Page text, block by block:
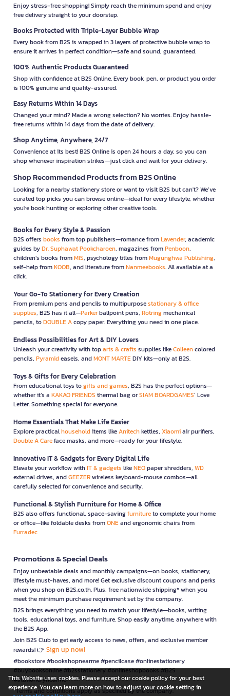
Enjoy stress-free shopping! Simply reach the minimum spend and enjoy
free delivery straight to your doorstep.
Books Protected with Triple-Layer Bubble Wrap
Every book from B2S is wrapped in 3 layers of protective bubble wrap to
ensure it arrives in perfect condition—safe and sound, guaranteed.
100% Authentic Products Guaranteed
Shop with confidence at B2S Online. Every book, pen, or product you order
is 100% genuine and quality-assured.
Easy Returns Within 14 Days
Changed your mind? Made a wrong selection? No worries. Enjoy hassle-
free returns within 14 days from the date of delivery.
Shop Anytime, Anywhere, 24/7
Convenience at its best! B2S Online is open 24 hours a day, so you can
shop whenever inspiration strikes—just click and wait for your delivery.
Shop Recommended Products from B2S Online
Looking for a nearby stationery store or want to visit B2S but can't? We’ve
curated top picks you can browse online—ideal for every lifestyle, whether
you're book hunting or exploring other creative tools.
Books for Every Style & Passion
B2S offers books from top publishers—romance fromLavender, academic
guides byDr. Suphawat Pookcharoen, magazines fromPenboon,
children’s books fromMIS, psychology titles fromMugunghwa Publishing,
self-help fromKOOB, and literature fromNanmeebooks. All available at a
click.
Your Go-To Stationery for Every Creation
From premium pens and pencils to multipurposestationary & office
supplies, B2S has it all—Parkerballpoint pens, Rotringmechanical
pencils, toDOUBLE Acopy paper. Everything you need in one place.
Endless Possibilities for Art & DIY Lovers
Unleash your creativity with toparts & crafts supplies likeColleencolored
pencils, Pyramideasels, andMONT MARTEDIY kits—only at B2S.
Toys & Gifts for Every Celebration
From educational toys togifts and games, B2S has the perfect options—
whether it’s a KAKAO FRIENDS thermal bag orSIAM BOARDGAMES’ Love
Letter. Something special for everyone.
Home Essentials That Make Life Easier
Explore practicalhouseholditems likeAnitechkettles, Xiaomiair purifiers,
Double A Careface masks, and more—ready for your lifestyle.
Innovative IT & Gadgets for Every Digital Life
Elevate your workflow withIT & gadgets likeNEOpaper shredders, WD
external drives, andGEEZERwireless keyboard-mouse combos—all
carefully selected for convenience and security.
Functional & Stylish Furniture for Home & Office
B2S also offers functional, space-savingfurnitureto complete your home
or office—like foldable desks fromONEand ergonomic chairs from
Furradec
Promotions & Special Deals
Enjoy unbeatable deals and monthly campaigns—on books, stationery,
lifestyle must-haves, and more! Get exclusive discount coupons and perks
when you shop on B2S.co.th. Plus, free nationwide shipping* when you
meet the minimum purchase requirement set by the company.
B2S brings everything you need to match your lifestyle—books, writing
tools, educational toys, and furniture. Shop easily anytime, anywhere with
the B2S App.
Join B2S Club to get early access to news, offers, and exclusive member
rewards! 👉 Sign up now!
#bookstore #bookshopnearme #pencilcase #onlinestationery
#buybooksonline #b2sstationery #onlineshopbooks #B2S
#stationerynearme
*Terms and conditions apply as specified by the company.
This Website uses cookies. Please accept our cookie policy for your best
experience. You can learn more on how to adjust your cookie setting in